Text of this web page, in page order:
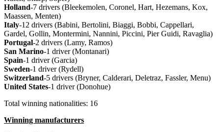
Holland-7 drivers (Bleekemolen, Coronel, Hart, Hezemans, Kox,
Maassen, Menten)
Italy-12 drivers (Babini, Bertolini, Biaggi, Bobbi, Cappellari,
Gardel, Gollin, Montermini, Nannini, Piccini, Pier Guidi, Ravaglia)
Portugal-2 drivers (Lamy, Ramos)
San Marino-1 driver (Montanari)
Spain-1 driver (Garcia)
Sweden-1 driver (Rydell)
Switzerland-5 drivers (Bryner, Calderari, Deletraz, Fassler, Menu)
United States-1 driver (Donohue)
Total winning nationalities: 16
Winning manufacturers